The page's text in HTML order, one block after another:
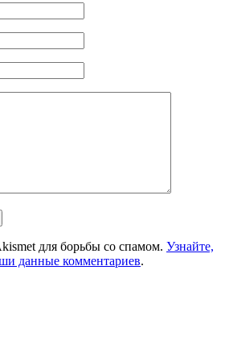
для борьбы со спамом. Узнайте,
данные комментариев.